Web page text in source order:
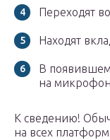
Переходят
Находят
В
на
К сведению!
на всех